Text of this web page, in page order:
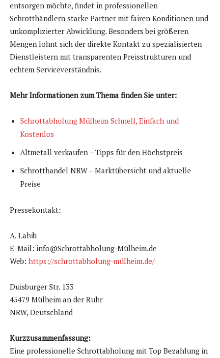
entsorgen möchte, findet in professionellen
Schrotthändlern starke Partner mit fairen Konditionen und
unkomplizierter Abwicklung. Besonders bei größeren
Mengen lohnt sich der direkte Kontakt zu spezialisierten
Dienstleistern mit transparenten Preisstrukturen und
echtem Serviceverständnis.
Mehr Informationen zum Thema finden Sie unter:
Schrottabholung Mülheim Schnell, Einfach und
Kostenlos
Altmetall verkaufen – Tipps für den Höchstpreis
Schrotthandel NRW – Marktübersicht und aktuelle
Preise
Pressekontakt:
A. Lahib
E-Mail: info@Schrottabholung-Mülheim.de
Web: https://schrottabholung-mülheim.de/
Duisburger Str. 133
45479 Mülheim an der Ruhr
NRW, Deutschland
Kurzzusammenfassung:
Eine professionelle Schrottabholung mit Top Bezahlung in